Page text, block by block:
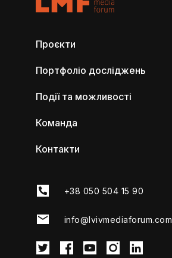
Проєкти
Портфоліо досліджень
Події та можливості
Команда
Контакти
+38 050 504 15 90
info@lvivmediaforum.com